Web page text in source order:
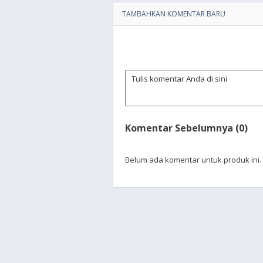
TAMBAHKAN KOMENTAR BARU
Komentar Sebelumnya (0)
Belum ada komentar untuk produk ini.